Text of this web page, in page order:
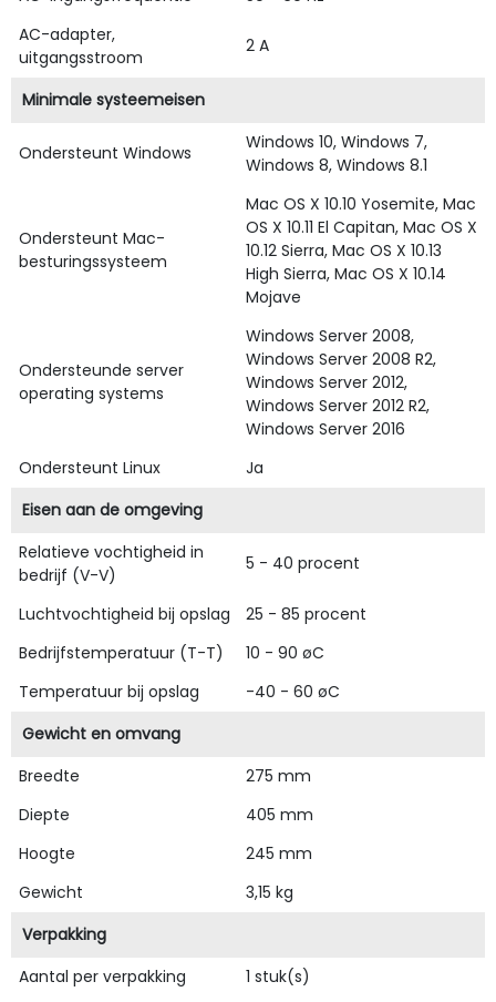
AC-adapter,
uitgangsstroom
2 A
Minimale systeemeisen
Ondersteunt Windows
Windows 10, Windows 7,
Windows 8, Windows 8.1
Ondersteunt Mac-
besturingssysteem
Mac OS X 10.10 Yosemite, Mac
OS X 10.11 El Capitan, Mac OS X
10.12 Sierra, Mac OS X 10.13
High Sierra, Mac OS X 10.14
Mojave
Ondersteunde server
operating systems
Windows Server 2008,
Windows Server 2008 R2,
Windows Server 2012,
Windows Server 2012 R2,
Windows Server 2016
Ondersteunt Linux
Ja
Eisen aan de omgeving
Relatieve vochtigheid in
bedrijf (V-V)
5 - 40 procent
Luchtvochtigheid bij opslag
25 - 85 procent
Bedrijfstemperatuur (T-T)
10 - 90 øC
Temperatuur bij opslag
-40 - 60 øC
Gewicht en omvang
Breedte
275 mm
Diepte
405 mm
Hoogte
245 mm
Gewicht
3,15 kg
Verpakking
Aantal per verpakking
1 stuk(s)